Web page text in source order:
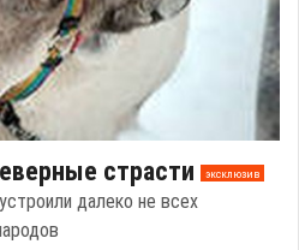
страсти эксклюзив
далеко не всех